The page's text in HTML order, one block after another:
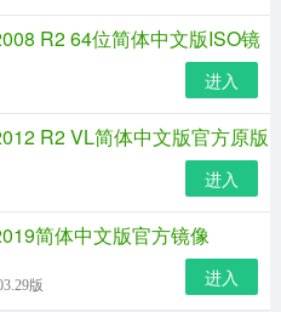
R2 64位简体中文版ISO镜
进入
R2 VL简体中文版官方原版
进入
简体中文版官方镜像
版 进入